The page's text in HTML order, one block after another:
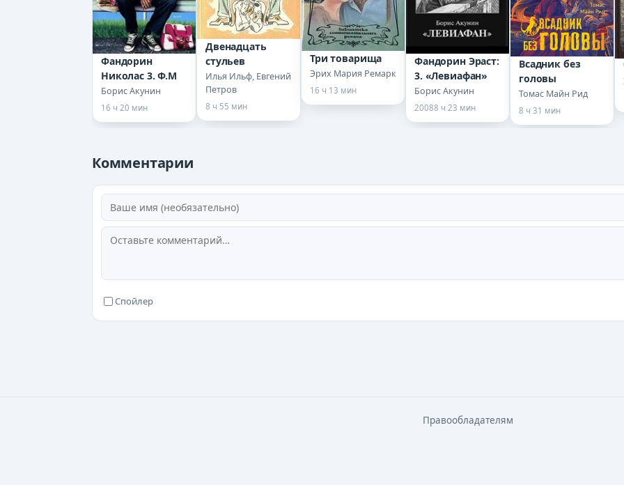
0016
0017
0018
0020
0022
0024
Фандорин
Николас 3. Ф.М
Борис Акунин
16 ч 20 мин
Двенадцать
стульев
Илья Ильф, Евгений
Петров
8 ч 55 мин
Три товарища
Эрих Мария Ремарк
16 ч 13 мин
Фандорин Эраст:
3. «Левиафан»
Борис Акунин
20088 ч 23 мин
Всадник без
головы
Томас Майн Рид
8 ч 31 мин
Комментарии
Спойлер
Правообладателям